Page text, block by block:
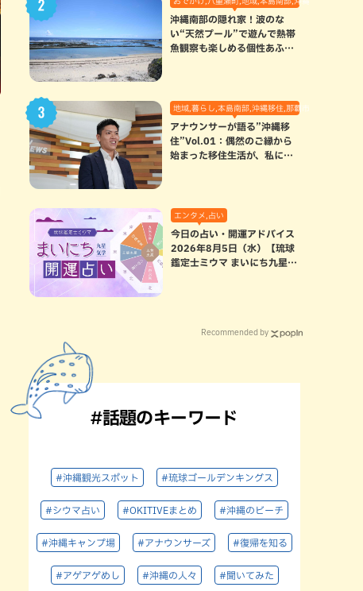
沖縄南部の隠れ家！波のな
い“天然プール”で遊んで熱帯
魚観察も楽しめる個性あふれ
地域,暮らし,本島南部,沖縄移住,那覇市
アナウンサーが語る”沖縄移
住”Vol.01：偶然のご縁から
始まった移住生活が、私にと
エンタメ,占い
今日の占い・開運アドバイス
2026年8月5日（水）【琉球
鑑定士ミウマ まいにち九星気
Recommended by
#話題のキーワード
#沖縄観光スポット #琉球ゴールデンキングス
#シウマ占い #OKITIVEまとめ #沖縄のビーチ
#沖縄キャンプ場 #アナウンサーズ #復帰を知る
#アゲアゲめし #沖縄の人々 #聞いてみた